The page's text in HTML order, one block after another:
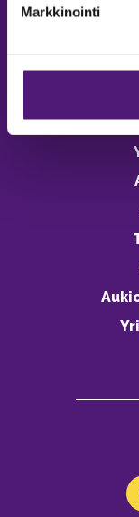
Markkinointi